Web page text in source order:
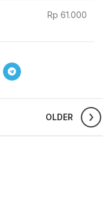
Rp 61.000
OLDER